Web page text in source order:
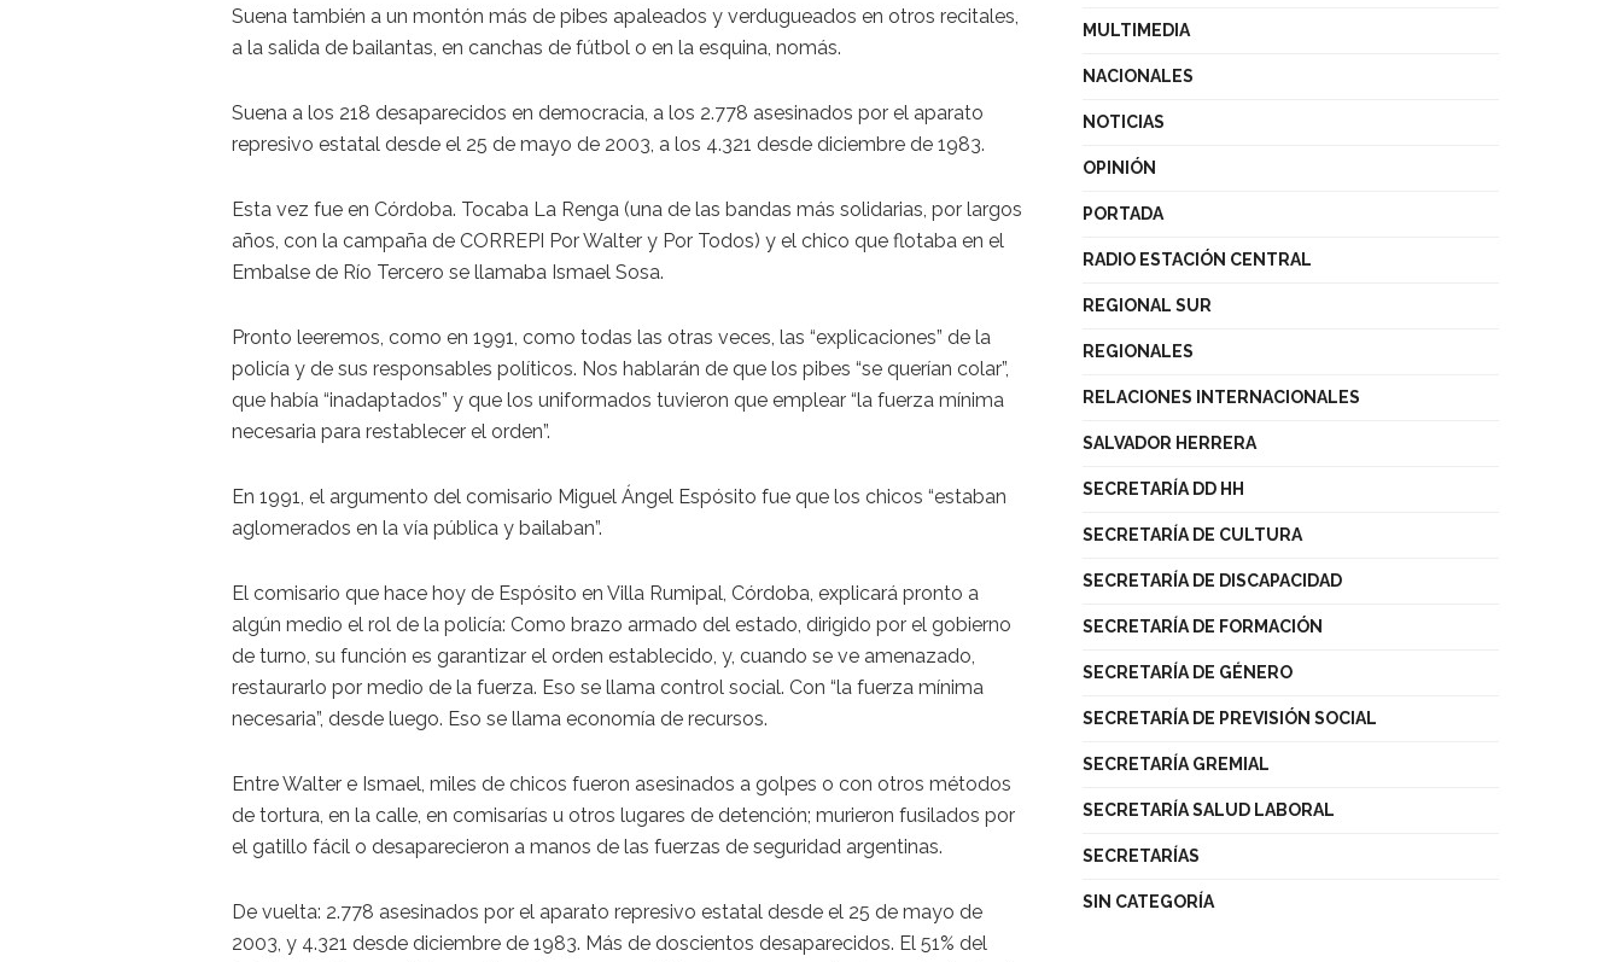
Suena también a un montón más de pibes apaleados y verdugueados en otros recitales,
a la salida de bailantas, en canchas de fútbol o en la esquina, nomás.
Suena a los 218 desaparecidos en democracia, a los 2.778 asesinados por el aparato
represivo estatal desde el 25 de mayo de 2003, a los 4.321 desde diciembre de 1983.
Esta vez fue en Córdoba. Tocaba La Renga (una de las bandas más solidarias, por largos
años, con la campaña de CORREPI Por Walter y Por Todos) y el chico que flotaba en el
Embalse de Río Tercero se llamaba Ismael Sosa.
Pronto leeremos, como en 1991, como todas las otras veces, las “explicaciones” de la
policía y de sus responsables políticos. Nos hablarán de que los pibes “se querían colar”,
que había “inadaptados” y que los uniformados tuvieron que emplear “la fuerza mínima
necesaria para restablecer el orden”.
En 1991, el argumento del comisario Miguel Ángel Espósito fue que los chicos “estaban
aglomerados en la vía pública y bailaban”.
El comisario que hace hoy de Espósito en Villa Rumipal, Córdoba, explicará pronto a
algún medio el rol de la policía: Como brazo armado del estado, dirigido por el gobierno
de turno, su función es garantizar el orden establecido, y, cuando se ve amenazado,
restaurarlo por medio de la fuerza. Eso se llama control social. Con “la fuerza mínima
necesaria”, desde luego. Eso se llama economía de recursos.
Entre Walter e Ismael, miles de chicos fueron asesinados a golpes o con otros métodos
de tortura, en la calle, en comisarías u otros lugares de detención; murieron fusilados por
el gatillo fácil o desaparecieron a manos de las fuerzas de seguridad argentinas.
De vuelta: 2.778 asesinados por el aparato represivo estatal desde el 25 de mayo de
2003, y 4.321 desde diciembre de 1983. Más de doscientos desaparecidos. El 51% del
MULTIMEDIA
NACIONALES
NOTICIAS
OPINIÓN
PORTADA
RADIO ESTACIÓN CENTRAL
REGIONAL SUR
REGIONALES
RELACIONES INTERNACIONALES
SALVADOR HERRERA
SECRETARÍA DD HH
SECRETARÍA DE CULTURA
SECRETARÍA DE DISCAPACIDAD
SECRETARÍA DE FORMACIÓN
SECRETARÍA DE GÉNERO
SECRETARÍA DE PREVISIÓN SOCIAL
SECRETARÍA GREMIAL
SECRETARÍA SALUD LABORAL
SECRETARÍAS
SIN CATEGORÍA